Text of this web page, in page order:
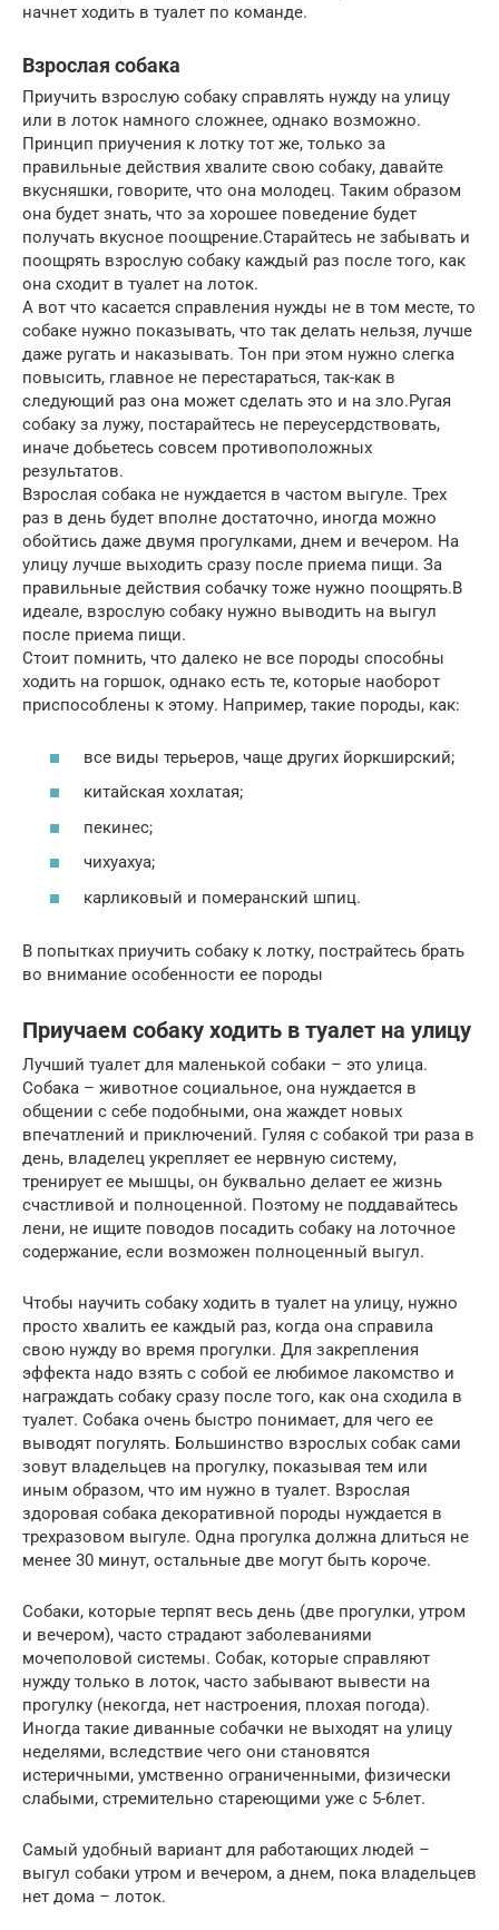
начнет ходить в туалет по команде.
Взрослая собака
Приучить взрослую собаку справлять нужду на улицу
или в лоток намного сложнее, однако возможно.
Принцип приучения к лотку тот же, только за
правильные действия хвалите свою собаку, давайте
вкусняшки, говорите, что она молодец. Таким образом
она будет знать, что за хорошее поведение будет
получать вкусное поощрение.Старайтесь не забывать и
поощрять взрослую собаку каждый раз после того, как
она сходит в туалет на лоток.
А вот что касается справления нужды не в том месте, то
собаке нужно показывать, что так делать нельзя, лучше
даже ругать и наказывать. Тон при этом нужно слегка
повысить, главное не перестараться, так-как в
следующий раз она может сделать это и на зло.Ругая
собаку за лужу, постарайтесь не переусердствовать,
иначе добьетесь совсем противоположных
результатов.
Взрослая собака не нуждается в частом выгуле. Трех
раз в день будет вполне достаточно, иногда можно
обойтись даже двумя прогулками, днем и вечером. На
улицу лучше выходить сразу после приема пищи. За
правильные действия собачку тоже нужно поощрять.В
идеале, взрослую собаку нужно выводить на выгул
после приема пищи.
Стоит помнить, что далеко не все породы способны
ходить на горшок, однако есть те, которые наоборот
приспособлены к этому. Например, такие породы, как:
все виды терьеров, чаще других йоркширский;
китайская хохлатая;
пекинес;
чихуахуа;
карликовый и померанский шпиц.
В попытках приучить собаку к лотку, пострайтесь брать
во внимание особенности ее породы
Приучаем собаку ходить в туалет на улицу
Лучший туалет для маленькой собаки – это улица.
Собака – животное социальное, она нуждается в
общении с себе подобными, она жаждет новых
впечатлений и приключений. Гуляя с собакой три раза в
день, владелец укрепляет ее нервную систему,
тренирует ее мышцы, он буквально делает ее жизнь
счастливой и полноценной. Поэтому не поддавайтесь
лени, не ищите поводов посадить собаку на лоточное
содержание, если возможен полноценный выгул.
Чтобы научить собаку ходить в туалет на улицу, нужно
просто хвалить ее каждый раз, когда она справила
свою нужду во время прогулки. Для закрепления
эффекта надо взять с собой ее любимое лакомство и
награждать собаку сразу после того, как она сходила в
туалет. Собака очень быстро понимает, для чего ее
выводят погулять. Большинство взрослых собак сами
зовут владельцев на прогулку, показывая тем или
иным образом, что им нужно в туалет. Взрослая
здоровая собака декоративной породы нуждается в
трехразовом выгуле. Одна прогулка должна длиться не
менее 30 минут, остальные две могут быть короче.
Собаки, которые терпят весь день (две прогулки, утром
и вечером), часто страдают заболеваниями
мочеполовой системы. Собак, которые справляют
нужду только в лоток, часто забывают вывести на
прогулку (некогда, нет настроения, плохая погода).
Иногда такие диванные собачки не выходят на улицу
неделями, вследствие чего они становятся
истеричными, умственно ограниченными, физически
слабыми, стремительно стареющими уже с 5-6лет.
Самый удобный вариант для работающих людей –
выгул собаки утром и вечером, а днем, пока владельцев
нет дома – лоток.